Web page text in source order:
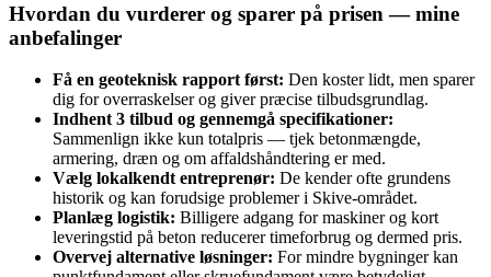
Hvordan du vurderer og sparer på prisen — mine
anbefalinger
Få en geoteknisk rapport først: Den koster lidt, men sparer
dig for overraskelser og giver præcise tilbudsgrundlag.
Indhent 3 tilbud og gennemgå specifikationer:
Sammenlign ikke kun totalpris — tjek betonmængde,
armering, dræn og om affaldshåndtering er med.
Vælg lokalkendt entreprenør: De kender ofte grundens
historik og kan forudsige problemer i Skive‑området.
Planlæg logistik: Billigere adgang for maskiner og kort
leveringstid på beton reducerer timeforbrug og dermed pris.
Overvej alternative løsninger: For mindre bygninger kan